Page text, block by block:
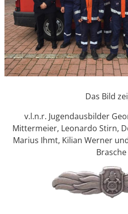
Das Bild
v.l.n.r. Jugendausbilder
Mittermeier, Leonardo Stirn,
Marius Ihmt, Kilian Werner
Brasche